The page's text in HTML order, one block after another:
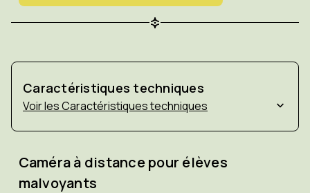
Caractéristiques techniques
Caractéristiques techniques
Caméra à distance pour élèves
malvoyants